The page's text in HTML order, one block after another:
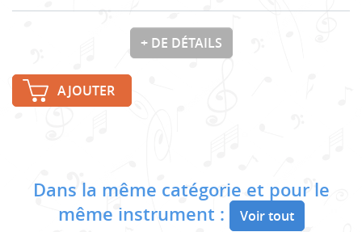
+ DE DÉTAILS
AJOUTER
Dans la même catégorie et pour le
même instrument :
Voir tout